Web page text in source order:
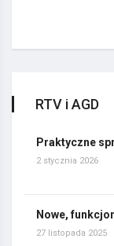
RTV i AGD
Praktyczne
2 stycznia 2026
Nowe,
27 listopada 2025